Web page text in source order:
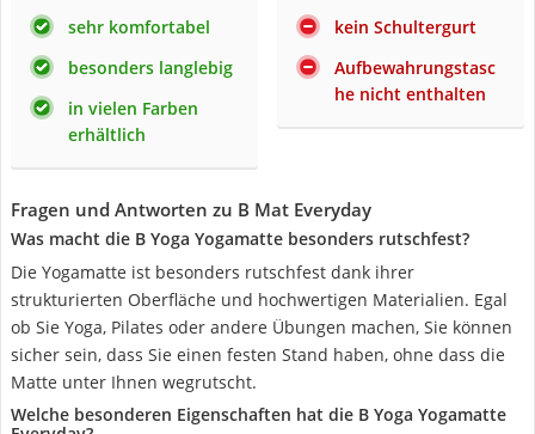
sehr komfortabel
besonders langlebig
in vielen Farben
erhältlich
kein Schultergurt
Aufbewahrungstasc
he nicht enthalten
Fragen und Antworten zu B Mat Everyday
Was macht die B Yoga Yogamatte besonders rutschfest?
Die Yogamatte ist besonders rutschfest dank ihrer
strukturierten Oberfläche und hochwertigen Materialien. Egal
ob Sie Yoga, Pilates oder andere Übungen machen, Sie können
sicher sein, dass Sie einen festen Stand haben, ohne dass die
Matte unter Ihnen wegrutscht.
Welche besonderen Eigenschaften hat die B Yoga Yogamatte